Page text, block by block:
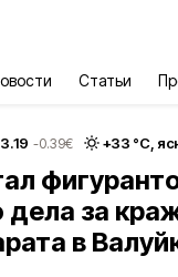
Статьи
-0.39€ +33 °С,
дела за
в